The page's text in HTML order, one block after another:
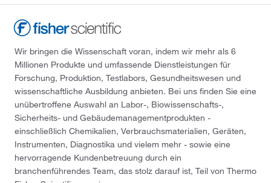
Wir bringen die Wissenschaft voran, indem wir mehr als 6
Millionen Produkte und umfassende Dienstleistungen für
Forschung, Produktion, Testlabors, Gesundheitswesen und
wissenschaftliche Ausbildung anbieten. Bei uns finden Sie eine
unübertroffene Auswahl an Labor-, Biowissenschafts-,
Sicherheits- und Gebäudemanagementprodukten -
einschließlich Chemikalien, Verbrauchsmaterialien, Geräten,
Instrumenten, Diagnostika und vielem mehr - sowie eine
hervorragende Kundenbetreuung durch ein
branchenführendes Team, das stolz darauf ist, Teil von Thermo